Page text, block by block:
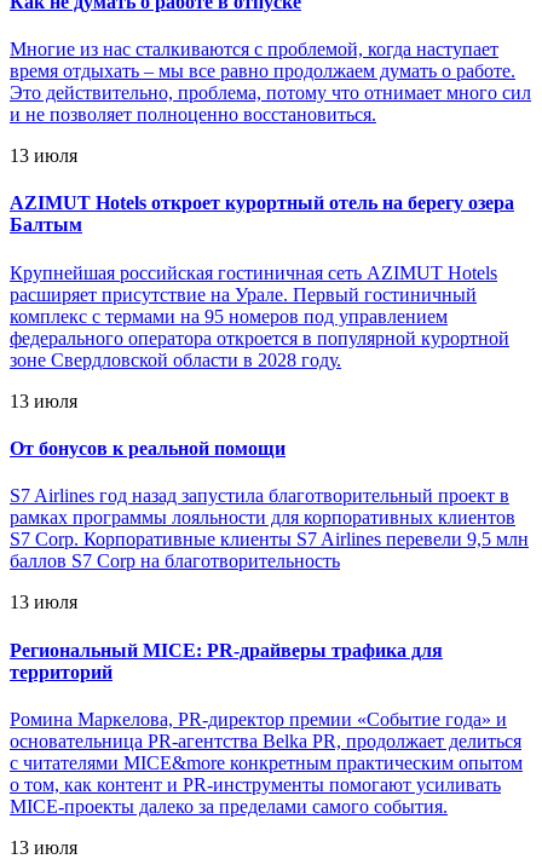
Многие из нас сталкиваются с проблемой, когда наступает
время отдыхать – мы все равно продолжаем думать о работе.
Это действительно, проблема, потому что отнимает много сил
и не позволяет полноценно восстановиться.
13 июля
AZIMUT Hotels откроет курортный отель на берегу озера
Балтым
Крупнейшая российская гостиничная сеть AZIMUT Hotels
расширяет присутствие на Урале. Первый гостиничный
комплекс с термами на 95 номеров под управлением
федерального оператора откроется в популярной курортной
зоне Свердловской области в 2028 году.
13 июля
От бонусов к реальной помощи
S7 Airlines год назад запустила благотворительный проект в
рамках программы лояльности для корпоративных клиентов
S7 Corp. Корпоративные клиенты S7 Airlines перевели 9,5 млн
баллов S7 Corp на благотворительность
13 июля
Региональный MICE: PR-драйверы трафика для
территорий
Ромина Маркелова, PR-директор премии «Событие года» и
основательница PR-агентства Belka PR, продолжает делиться
с читателями MICE&more конкретным практическим опытом
о том, как контент и PR-инструменты помогают усиливать
MICE-проекты далеко за пределами самого события.
13 июля